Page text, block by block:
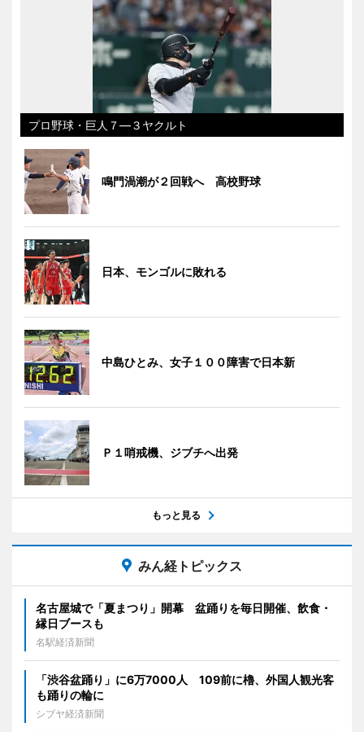
プロ野球・巨人７―３ヤクルト
鳴門渦潮が２回戦へ 高校野球
日本、モンゴルに敗れる
中島ひとみ、女子１００障害で日本新
Ｐ１哨戒機、ジブチへ出発
もっと見る
みん経トピックス
名古屋城で「夏まつり」開幕 盆踊りを毎日開催、飲食・
縁日ブースも
名駅経済新聞
「渋谷盆踊り」に6万7000人 109前に櫓、外国人観光客
も踊りの輪に
シブヤ経済新聞